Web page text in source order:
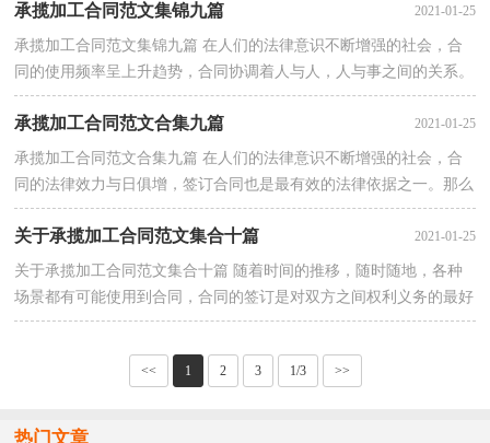
2021-01-25
承揽加工合同范文集锦九篇
承揽加工合同范文集锦九篇 在人们的法律意识不断增强的社会，合
同的使用频率呈上升趋势，合同协调着人与人，人与事之间的关系。
那么大家知道合法的合同书怎么写吗？以下是小···
2021-01-25
承揽加工合同范文合集九篇
承揽加工合同范文合集九篇 在人们的法律意识不断增强的社会，合
同的法律效力与日俱增，签订合同也是最有效的法律依据之一。那么
正式、规范的合同是什么样的呢？下面是小编收···
2021-01-25
关于承揽加工合同范文集合十篇
关于承揽加工合同范文集合十篇 随着时间的推移，随时随地，各种
场景都有可能使用到合同，合同的签订是对双方之间权利义务的最好
规范。那么正式、规范的合同是什么样的呢？下···
<< 1 2 3 1/3 >>
热门文章